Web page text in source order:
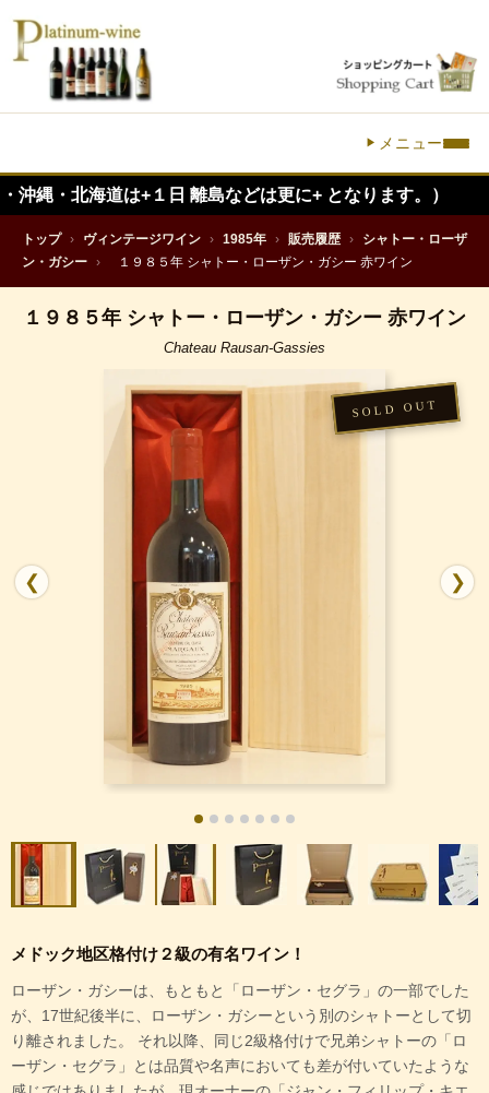
メニュー
は+１日 離島などは更に+ となります。）
トップ › ヴィンテージワイン › 1985年 › 販売履歴 ›
シャトー・ローザ
ン・ガシー › １９８５年 シャトー・ローザン・ガシー 赤ワイン
１９８５年 シャトー・ローザン・ガシー 赤ワイン
Chateau Rausan-Gassies
❮ ❯
メドック地区格付け２級の有名ワイン！
ローザン・ガシーは、もともと「ローザン・セグラ」の一部でした
が、17世紀後半に、ローザン・ガシーという別のシャトーとして切
り離されました。 それ以降、同じ2級格付けで兄弟シャトーの「ロ
ーザン・セグラ」とは品質や名声においても差が付いていたような